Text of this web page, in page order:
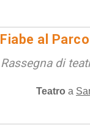
Fiabe al
Rassegna di
Teatro a